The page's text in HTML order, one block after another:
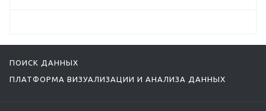
ПОИСК ДАННЫХ
ПЛАТФОРМА ВИЗУАЛИЗАЦИИ И АНАЛИЗА ДАННЫХ